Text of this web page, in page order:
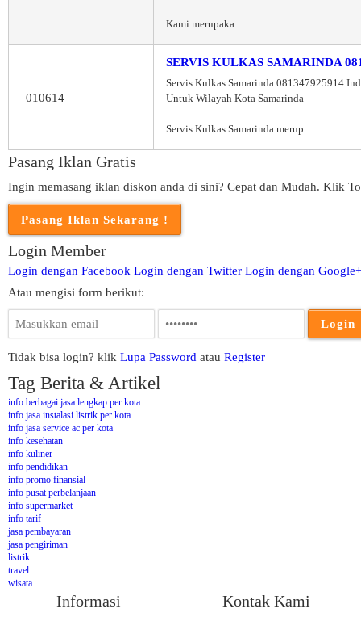
Kami merupaka...
010614
SERVIS KULKAS SAMARINDA
Servis Kulkas Samarinda 081347925914
Untuk Wilayah Kota Samarinda
Servis Kulkas Samarinda merup...
Pasang Iklan Gratis
Ingin memasang iklan diskon anda di sini? Cepat dan Mudah. Klik
Login Member
Login dengan Facebook Login dengan Twitter Login dengan Google+
Atau mengisi form berikut:
Tidak bisa login? klik Lupa Password atau Register
Tag Berita & Artikel
info berbagai jasa lengkap per kota
info jasa instalasi listrik per kota
info jasa service ac per kota
info kesehatan
info kuliner
info pendidikan
info promo finansial
info pusat perbelanjaan
info supermarket
info tarif
jasa pembayaran
jasa pengiriman
listrik
travel
wisata
Informasi Kontak Kami